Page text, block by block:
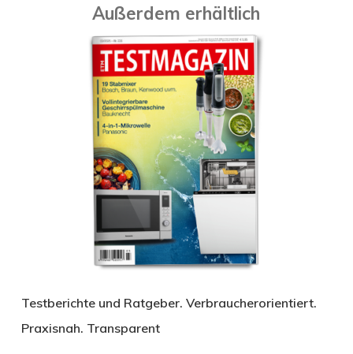
Außerdem erhältlich
Testberichte und Ratgeber. Verbraucherorientiert.
Praxisnah. Transparent